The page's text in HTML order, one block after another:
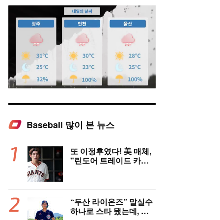
Baseball 많이 본 뉴스
또 이정후였다! 美 매체,
"린도어 트레이드 카드
“두산 라이온즈” 말실수
하나로 스타 됐는데, 왜